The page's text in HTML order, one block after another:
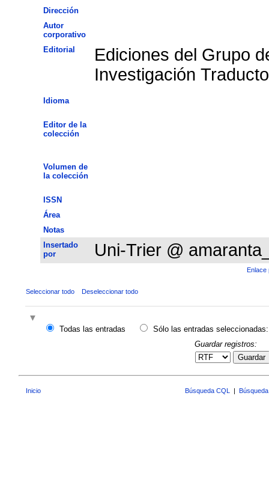
Dirección
Autor
corporativo
Editorial
Ediciones del Grupo
Investigación
Idioma
Editor de la
colección
Volumen de
la colección
ISSN
Área
Notas
Insertado
por
Uni-Trier @
Enlace
Seleccionar todo Deseleccionar todo
Todas las entradas
Sólo las entradas seleccionadas:
Guardar registros:
Guardar
Inicio Búsqueda CQL